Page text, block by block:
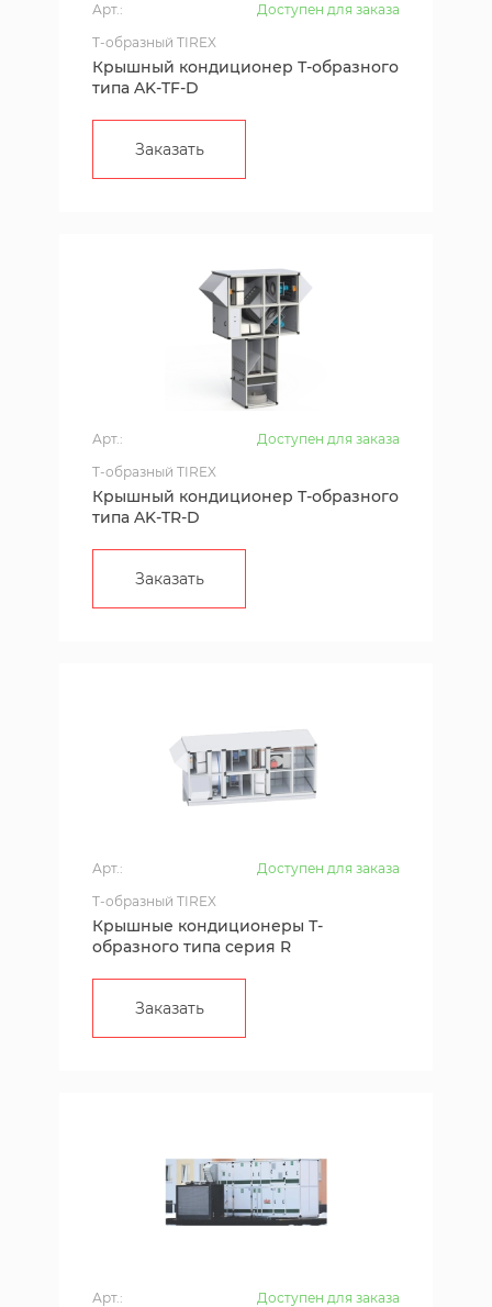
Арт.:
Доступен для заказа
T-образный TIREX
Крышный кондиционер Т-образного
типа AK-TF-D
Заказать
Арт.:
Доступен для заказа
T-образный TIREX
Крышный кондиционер Т-образного
типа AK-TR-D
Заказать
Арт.:
Доступен для заказа
T-образный TIREX
Крышные кондиционеры Т-
образного типа серия R
Заказать
Арт.: Доступен для заказа